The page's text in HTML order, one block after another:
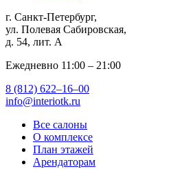
г. Санкт-Петербург,
ул. Полевая Сабировская,
д. 54, лит. А
Ежедневно 11:00 ‒ 21:00
8 (812) 622‒16‒00
info@interiotk.ru
Все салоны
О комплексе
План этажей
Арендаторам